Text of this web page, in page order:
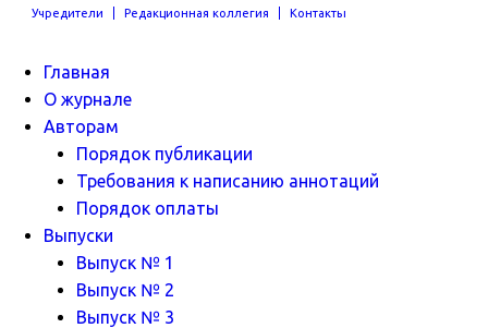
Учредители Редакционная коллегия Контакты
Главная
О журнале
Авторам
Порядок публикации
Требования к написанию аннотаций
Порядок оплаты
Выпуски
Выпуск № 1
Выпуск № 2
Выпуск № 3